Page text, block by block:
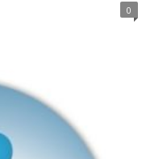
0